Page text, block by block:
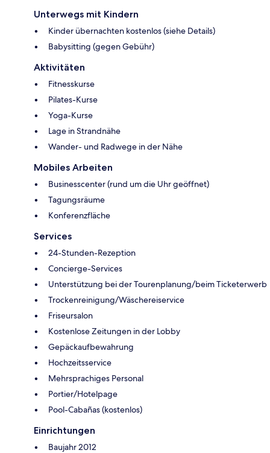
Unterwegs mit Kindern
Kinder übernachten kostenlos (siehe Details)
Babysitting (gegen Gebühr)
Aktivitäten
Fitnesskurse
Pilates-Kurse
Yoga-Kurse
Lage in Strandnähe
Wander- und Radwege in der Nähe
Mobiles Arbeiten
Businesscenter (rund um die Uhr geöffnet)
Tagungsräume
Konferenzfläche
Services
24-Stunden-Rezeption
Concierge-Services
Unterstützung bei der Tourenplanung/beim Ticketerwerb
Trockenreinigung/Wäschereiservice
Friseursalon
Kostenlose Zeitungen in der Lobby
Gepäckaufbewahrung
Hochzeitsservice
Mehrsprachiges Personal
Portier/Hotelpage
Pool-Cabañas (kostenlos)
Einrichtungen
Baujahr 2012